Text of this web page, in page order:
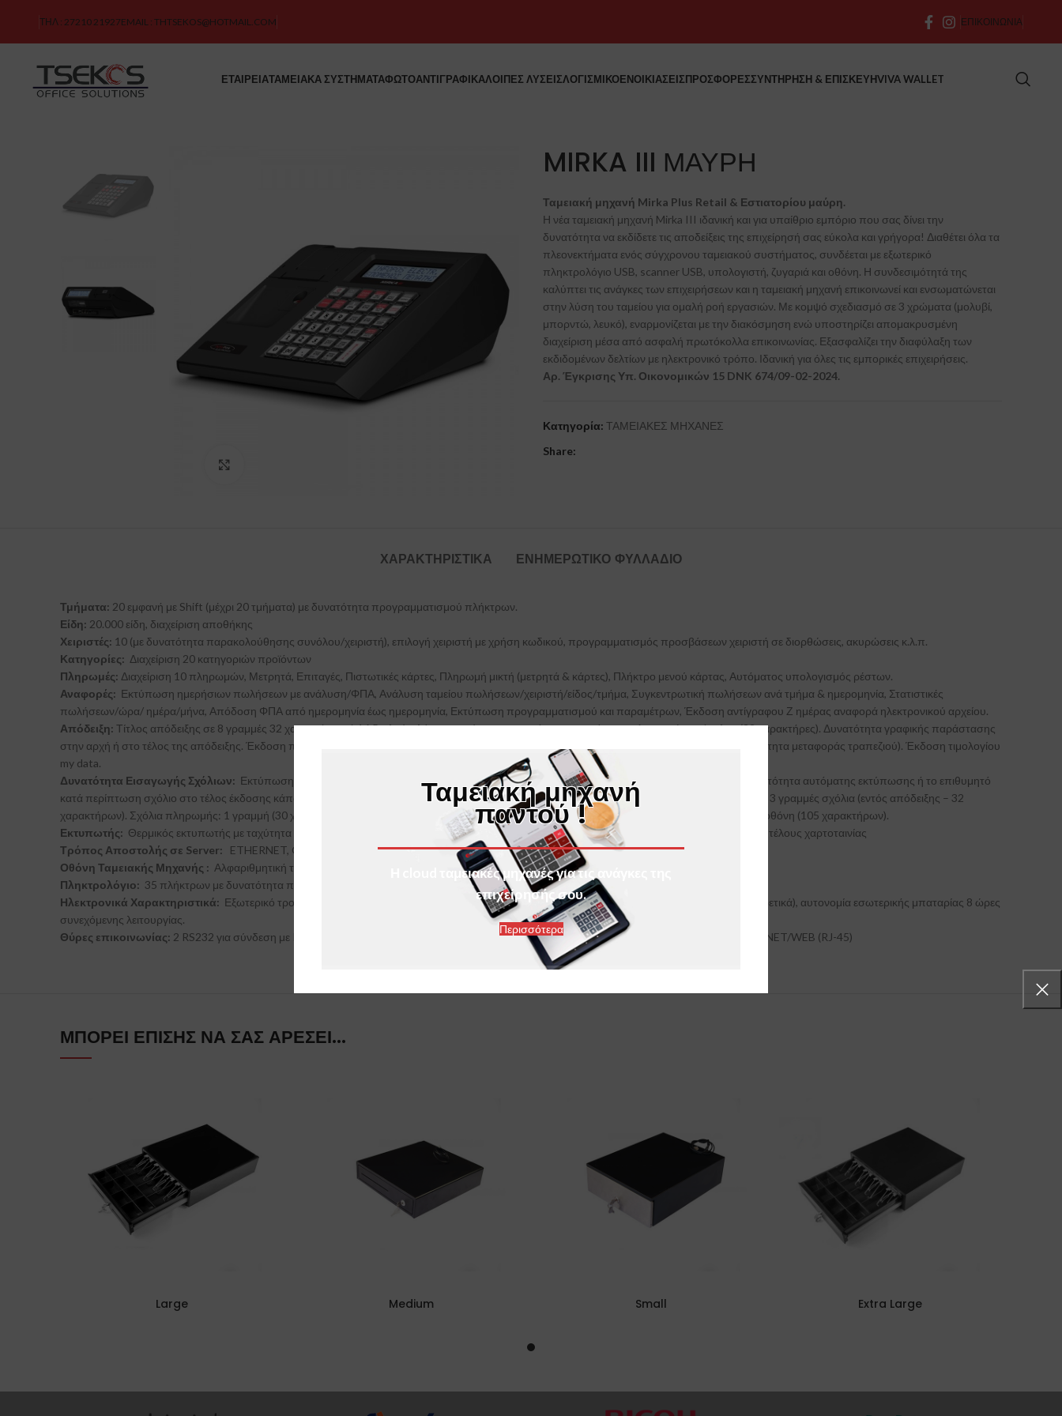
Ταμειακή μηχανή
παντού !
Η cloud ταμειακές μηχανές για τις ανάγκες της
επιχείρησής σου.
Περισσότερα
ΤΗΛ : 27210 21927EMAIL : THTSEKOS@HOTMAIL.COM ΕΠΙΚΟΙΝΩΝΙΑ
ΕΤΑΙΡΕΙΑΤΑΜΕΙΑΚΑ ΣΥΣΤΗΜΑΤΑΦΩΤΟΑΝΤΙΓΡΑΦΙΚΑΛΟΙΠΕΣ ΛΥΣΕΙΣΛΟΓΙΣΜΙΚΟΕΝΟΙΚΙΑΣΕΙΣΠΡΟΣΦΟΡΕΣΣΥΝΤΗΡΗΣΗ & ΕΠΙΣΚΕΥΗVIVA WALLET
MIRKA III ΜΑΥΡΗ
Ταμειακή μηχανή Mirka Plus Retail & Εστιατορίου μαύρη.
Η νέα ταμειακή μηχανή Mirka III ιδανική και για υπαίθριο εμπόριο που σας δίνει την
δυνατότητα να εκδίδετε τις αποδείξεις της επιχείρησή σας εύκολα και γρήγορα! Διαθέτει όλα τα
πλεονεκτήματα ενός σύγχρονου ταμειακού συστήματος, συνδέεται με εξωτερικό
πληκτρολόγιο USB, scanner USB, υπολογιστή, ζυγαριά και οθόνη. Η συνδεσιμότητά της
καλύπτει τις ανάγκες των επιχειρήσεων και η ταμειακή μηχανή επικοινωνεί και ενσωματώνεται
στην λύση του ταμείου για ομαλή ροή εργασιών. Με κομψό σχεδιασμό σε 3 χρώματα (μολυβί,
μπορντώ, λευκό), εναρμονίζεται με την διακόσμηση ενώ υποστηρίζει απομακρυσμένη
διαχείριση μέσα από ασφαλή πρωτόκολλα επικοινωνίας. Εξασφαλίζει την διαφύλαξη των
εκδιδομένων δελτίων με ηλεκτρονικό τρόπο. Ιδανική για όλες τις εμπορικές επιχειρήσεις.
Αρ. Έγκρισης Υπ. Οικονομικών 15 DNK 674/09-02-2024.
Κατηγορία: ΤΑΜΕΙΑΚΕΣ ΜΗΧΑΝΕΣ
Share:
ΧΑΡΑΚΤΗΡΙΣΤΙΚΑ ΕΝΗΜΕΡΩΤΙΚΌ ΦΥΛΛΆΔΙΟ
Τμήματα: 20 εμφανή με Shift (μέχρι 20 τμήματα) με δυνατότητα προγραμματισμού πλήκτρων.
Είδη: 20.000 είδη, διαχείριση αποθήκης
Χειριστές: 10 (με δυνατότητα παρακολούθησης συνόλου/χειριστή), επιλογή χειριστή με χρήση κωδικού, προγραμματισμός προσβάσεων χειριστή σε διορθώσεις, ακυρώσεις κ.λ.π.
Κατηγορίες: Διαχείριση 20 κατηγοριών προϊόντων
Πληρωμές: Διαχείριση 10 πληρωμών, Μετρητά, Επιταγές, Πιστωτικές κάρτες, Πληρωμή μικτή (μετρητά & κάρτες), Πλήκτρο μενού κάρτας, Αυτόματος υπολογισμός ρέστων.
Αναφορές: Εκτύπωση ημερήσιων πωλήσεων με ανάλυση/ΦΠΑ, Ανάλυση ταμείου πωλήσεων/χειριστή/είδος/τμήμα, Συγκεντρωτική πωλήσεων ανά τμήμα & ημερομηνία, Στατιστικές
πωλήσεων/ώρα/ ημέρα/μήνα, Απόδοση ΦΠΑ από ημερομηνία έως ημερομηνία, Εκτύπωση προγραμματισμού και παραμέτρων, Έκδοση αντίγραφου Ζ ημέρας αναφορά ηλεκτρονικού αρχείου.
Απόδειξη: Τίτλος απόδειξης σε 8 γραμμές 32 χαρακτήρων ή 16 διπλού πλάτους και ύψους με αυτόματο κεντράρισμα, 6 γραμμές υπότιτλος (32 χαρακτήρες). Δυνατότητα γραφικής παράστασης
στην αρχή ή στο τέλος της απόδειξης. Έκδοση πιστωτικών αποδείξεων. Έκδοση ειδικών ακυρωτικών στοιχείων. Διαχείριση τραπεζιών ( με δυνατότητα μεταφοράς τραπεζιού). Έκδοση τιμολογίου
my data.
Δυνατότητα Εισαγωγής Σχόλιων: Εκτύπωση σχολίων στην άρχη της απόδειξης 6 γραμμών των 32 χαρακτήρων ή 16 διπλού πλάτους, με δυνατότητα αυτόματης εκτύπωσης ή το επιθυμητό
κατά περίπτωση σχόλιο στο τέλος έκδοσης κάποιου παραστατικού, εκτύπωση σχολίων στο τέλος της απόδειξης 3 γραμμών των 32 χαρακτήρων, 3 γραμμές σχόλια (εντός απόδειξης – 32
χαρακτήρων). Σχόλια πληρωμής: 1 γραμμή (30 χαρακτήρες), σχόλια πελατών: 4 γραμμές 32 χαρακτήρων, τρεχούμενο διαφημιστικό μήνυμα στην οθόνη (105 χαρακτήρων).
Εκτυπωτής: Θερμικός εκτυπωτής με ταχύτητα εκτύπωσης 15line/sec, Μία (1) χαρτοταινία με πλάτος 57mm, 32 χαρακτήρες / γραμμή, ανιχνευτής τέλους χαρτοταινίας
Τρόπος Αποστολής σε Server:
ETHERNET, GPRS (προαιρετικά)
Οθόνη Ταμειακής Μηχανής : Αλφαριθμητική τύπου LCD, φωτιζόμενη 2 γραμμή 16 χαρακτήρων
Πληκτρολόγιο: 35 πλήκτρων με δυνατότητα προγραμματισμού κάποιων πλήκτρων.
Ηλεκτρονικά Χαρακτηριστικά: Εξωτερικό τροφοδοτικό in 230V out 12V 2,5A. Κατανάλωση 17W, εκτύπωση 53W, εσωτερική μπαταρία (προαιρετικά), αυτονομία εσωτερικής μπαταρίας 8 ώρες
συνεχόμενης λειτουργίας.
Θύρες επικοινωνίας: 2 RS232 για σύνδεση με PC, Scanner, ζυγαριά, εξωτερική οθόνη, εξωτερικό πληκτρολόγιο, 2 USB, σύνδεση δικτύου ETHERNET/WEB (RJ-45)
ΜΠΟΡΕΊ ΕΠΊΣΗΣ ΝΑ ΣΑΣ ΑΡΈΣΕΙ…
Large Medium Small Extra Large